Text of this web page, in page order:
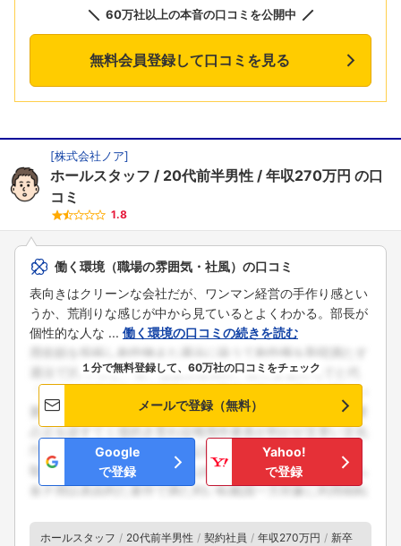
60万社以上の本音の口コミを公開中
無料会員登録して口コミを見る
[株式会社ノア]
ホールスタッフ 20代前半男性 年収270万円 の口
コミ
1.8
働く環境（職場の雰囲気・社風）の口コミ
表向きはクリーンな会社だが、ワンマン経営の手作り感とい
うか、荒削りな感じが中から見ているとよくわかる。部長が
個性的な人な ... 働く環境の口コミの続きを読む
１分で無料登録して、60万社の口コミをチェック
メールで登録（無料）
Google
で登録
Yahoo!
で登録
ホールスタッフ 20代前半男性 契約社員 年収270万円
新卒